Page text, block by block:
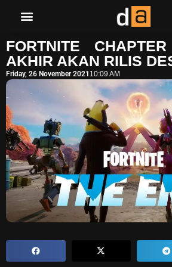
FORTNITE
AKHIR AKAN RILIS
Friday, 26 November 2021 10:09 AM